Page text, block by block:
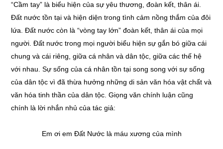
“Cầm tay” là biểu hiện của sự yêu thương, đoàn kết, thân ái.
Đất nước tồn tại và hiện diện trong tình cảm nồng thắm của đôi
lứa. Đất nước còn là “vòng tay lớn” đoàn kết, thân ái của mọi
người. Đất nước trong mọi người biểu hiện sự gắn bó giữa cái
chung và cái riêng, giữa cá nhân và dân tộc, giữa các thế hệ
với nhau. Sự sống của cá nhân tồn tại song song với sự sống
của dân tộc vì đã thừa hưởng những di sản văn hóa vật chất và
văn hóa tinh thần của dân tộc. Giọng văn chính luận cũng
chính là lời nhắn nhủ của tác giả:
Em ơi em Đất Nước là máu xương của mình